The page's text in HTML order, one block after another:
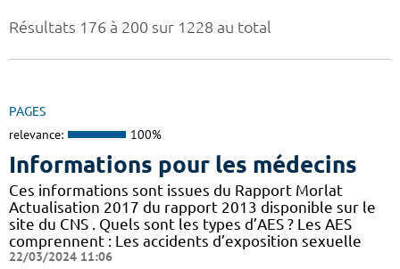
Résultats 176 à 200 sur 1228 au total
PAGES
relevance: 100%
Informations pour les médecins
Ces informations sont issues du Rapport Morlat
Actualisation 2017 du rapport 2013 disponible sur le
site du CNS . Quels sont les types d’AES ? Les AES
comprennent : Les accidents d’exposition sexuelle
22/03/2024 11:06